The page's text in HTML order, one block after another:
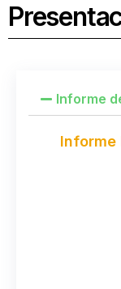
Informe
Informe